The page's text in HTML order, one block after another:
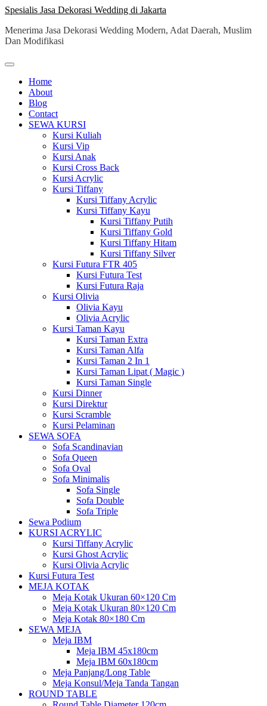
Skip
content
Spesialis Jasa Dekorasi Wedding di Jakarta
Menerima Jasa Dekorasi Wedding Modern, Adat Daerah, Muslim
Dan Modifikasi
Home
About
Blog
Contact
SEWA KURSI
Kursi Kuliah
Kursi Vip
Kursi Anak
Kursi Cross Back
Kursi Acrylic
Kursi Tiffany
Kursi Tiffany Acrylic
Kursi Tiffany Kayu
Kursi Tiffany Putih
Kursi Tiffany Gold
Kursi Tiffany Hitam
Kursi Tiffany Silver
Kursi Futura FTR 405
Kursi Futura Test
Kursi Futura Raja
Kursi Olivia
Olivia Kayu
Olivia Acrylic
Kursi Taman Kayu
Kursi Taman Extra
Kursi Taman Alfa
Kursi Taman 2 In 1
Kursi Taman Lipat ( Magic )
Kursi Taman Single
Kursi Dinner
Kursi Direktur
Kursi Scramble
Kursi Pelaminan
SEWA SOFA
Sofa Scandinavian
Sofa Queen
Sofa Oval
Sofa Minimalis
Sofa Single
Sofa Double
Sofa Triple
Sewa Podium
KURSI ACRYLIC
Kursi Tiffany Acrylic
Kursi Ghost Acrylic
Kursi Olivia Acrylic
Kursi Futura Test
MEJA KOTAK
Meja Kotak Ukuran 60×120 Cm
Meja Kotak Ukuran 80×120 Cm
Meja Kotak 80×180 Cm
SEWA MEJA
Meja IBM
Meja IBM 45x180cm
Meja IBM 60x180cm
Meja Panjang/Long Table
Meja Konsul/Meja Tanda Tangan
ROUND TABLE